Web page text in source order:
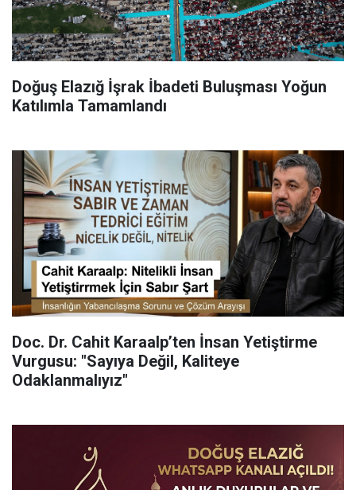
Doğuş Elazığ İşrak İbadeti Buluşması Yoğun
Katılımla Tamamlandı
Doc. Dr. Cahit Karaalp’ten İnsan Yetiştirme
Vurgusu: "Sayıya Değil, Kaliteye
Odaklanmalıyız"